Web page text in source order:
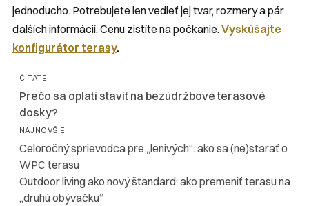
ČÍTATE
Prečo sa oplatí staviť na bezúdržbové terasové
dosky?
NAJNOVŠIE
Celoročný sprievodca pre „lenivých“: ako sa (ne)starať o
WPC terasu
Outdoor living ako nový štandard: ako premeniť terasu na
„druhú obývačku“
jednoducho. Potrebujete len vedieť jej tvar, rozmery a pár
ďalších informácií. Cenu zistíte na počkanie.Vyskúšajte
konfigurátor terasy.